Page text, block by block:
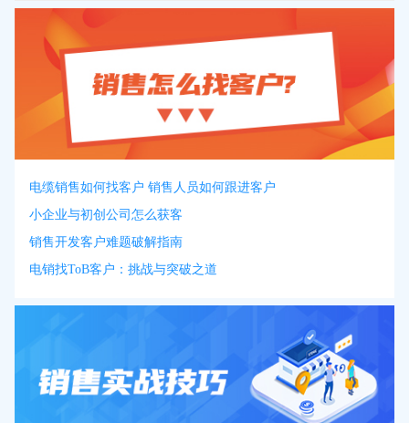
电缆销售如何找客户 销售人员如何跟进客户
小企业与初创公司怎么获客
销售开发客户难题破解指南
电销找ToB客户：挑战与突破之道